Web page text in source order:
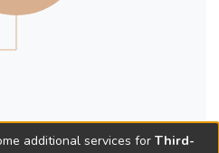
additional services for Third-